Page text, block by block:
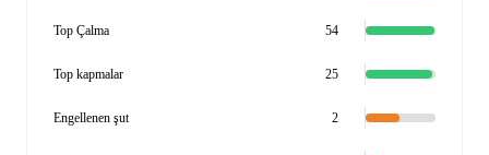
Top Çalma 54
Top kapmalar 25
Engellenen şut 2